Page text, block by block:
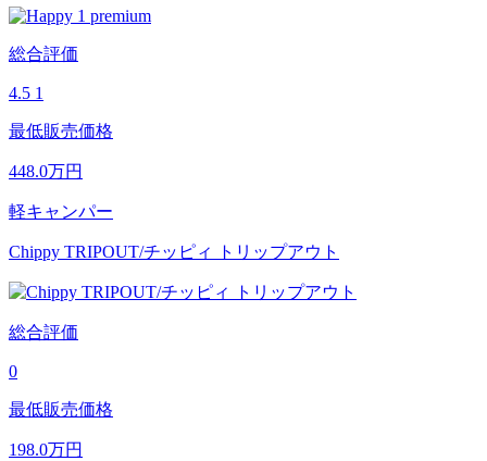
総合評価
4.5 1
最低販売価格
448.0万円
軽キャンパー
Chippy TRIPOUT/チッピィ トリップアウト
総合評価
0
最低販売価格
198.0万円